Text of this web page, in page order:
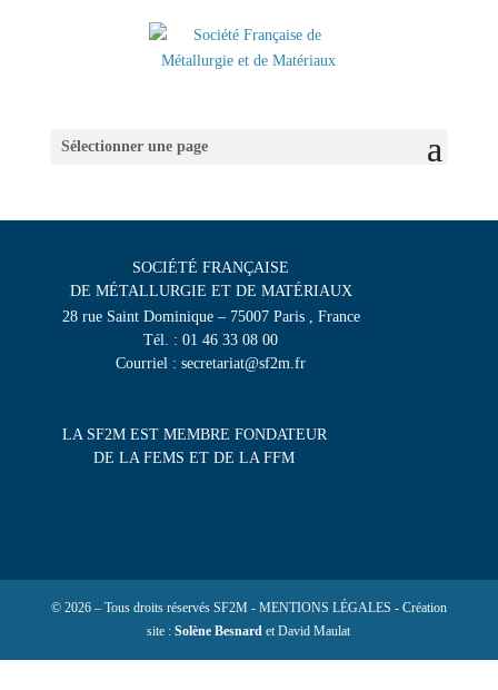
Sélectionner une page
SOCIÉTÉ FRANÇAISE
DE MÉTALLURGIE ET DE MATÉRIAUX
28 rue Saint Dominique – 75007 Paris , France
Tél. : 01 46 33 08 00
Courriel : secretariat@sf2m.fr
LA SF2M EST MEMBRE FONDATEUR
DE LA FEMS ET DE LA FFM
© 2026 – Tous droits réservés SF2M - MENTIONS LÉGALES - Création
site :Solène Besnard et David Maulat